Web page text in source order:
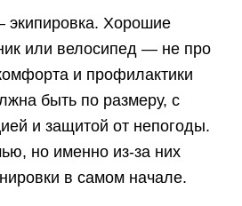
Хорошие
или велосипед — не про
и профилактики
быть по размеру, с
и защитой от непогоды.
но именно из-за них
в самом начале.